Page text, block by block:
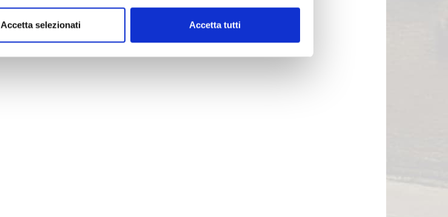
Accetta selezionati Accetta tutti